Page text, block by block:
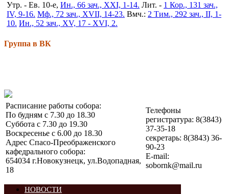
Утр. - Ев. 10-е, Ин., 66 зач., XXI, 1-14. Лит. - 1 Кор., 131 зач.,
IV, 9-16. Мф., 72 зач., XVII, 14-23. Вмч.: 2 Тим., 292 зач., II, 1-
10. Ин., 52 зач., XV, 17 - XVI, 2.
Группа в ВК
Расписание работы собора:
По будням с 7.30 до 18.30
Суббота с 7.30 до 19.30
Воскресенье с 6.00 до 18.30
Адрес Спасо-Преображенского
кафедрального собора:
654034 г.Новокузнецк, ул.Водопадная,
18
Телефоны
регистратура: 8(3843)
37-35-18
секретарь: 8(3843) 36-
90-23
E-mail:
sobornk@mail.ru
НОВОСТИ